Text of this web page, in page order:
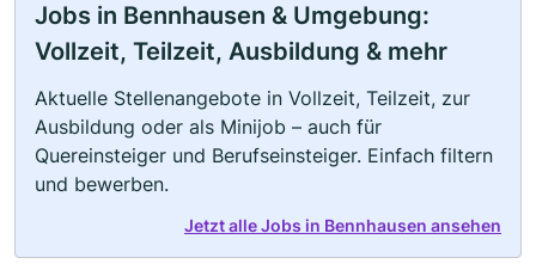
Jobs in Bennhausen & Umgebung:
Vollzeit, Teilzeit, Ausbildung & mehr
Aktuelle Stellenangebote in Vollzeit, Teilzeit, zur
Ausbildung oder als Minijob – auch für
Quereinsteiger und Berufseinsteiger. Einfach filtern
und bewerben.
Jetzt alle Jobs in Bennhausen ansehen